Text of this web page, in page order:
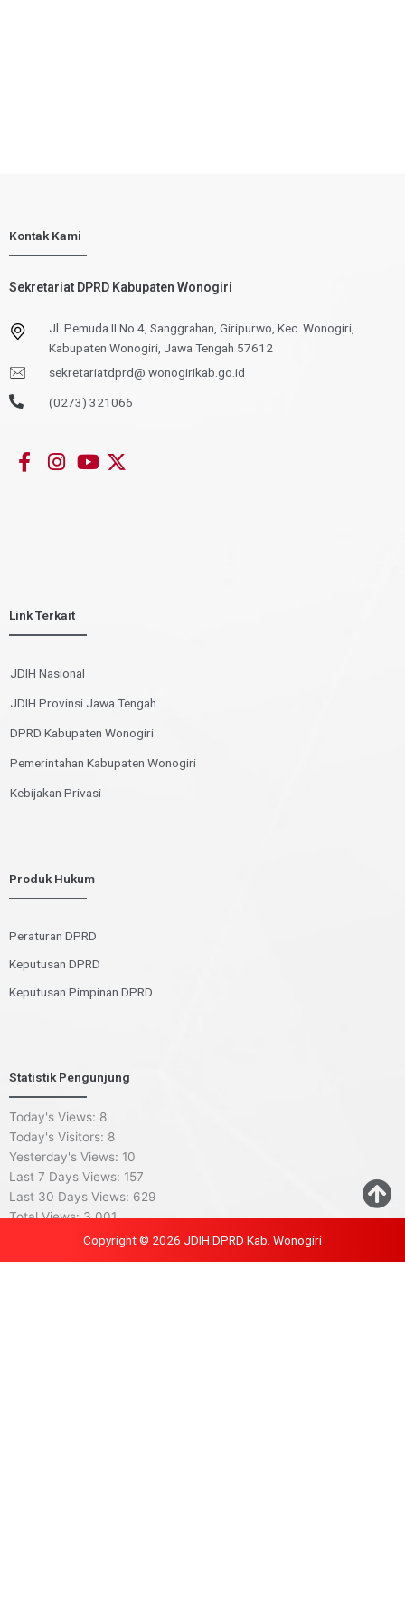
Kontak Kami
Sekretariat DPRD Kabupaten Wonogiri
Jl. Pemuda II No.4, Sanggrahan, Giripurwo, Kec. Wonogiri,
Kabupaten Wonogiri, Jawa Tengah 57612
sekretariatdprd@ wonogirikab.go.id
(0273) 321066
Link Terkait
JDIH Nasional
JDIH Provinsi Jawa Tengah
DPRD Kabupaten Wonogiri
Pemerintahan Kabupaten Wonogiri
Kebijakan Privasi
Produk Hukum
Peraturan DPRD
Keputusan DPRD
Keputusan Pimpinan DPRD
Statistik Pengunjung
Today's Views: 8
Today's Visitors: 8
Yesterday's Views: 10
Last 7 Days Views: 157
Last 30 Days Views: 629
Total Views:3,001
Copyright © 2026 JDIH DPRD Kab. Wonogiri